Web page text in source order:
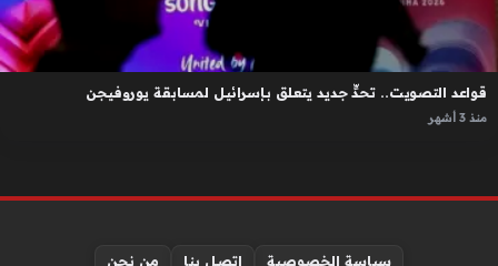
قواعد التصويت.. تحدٍّ جديد يتعلق بإسرائيل لمسابقة يوروفيجن
منذ 3 أشهر
سياسة الخصوصية اتصل بنا من نحن